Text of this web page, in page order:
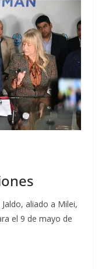
aliado a Milei,
el 9 de mayo de